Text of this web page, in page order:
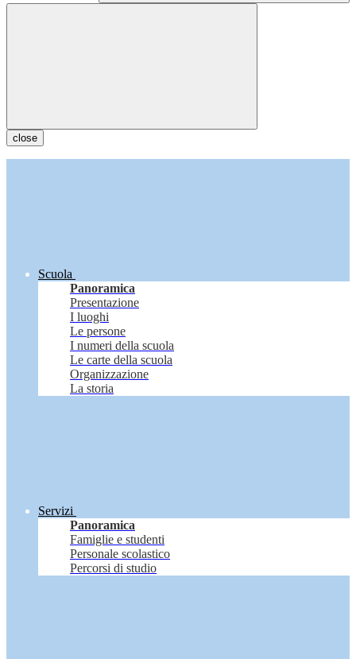
close
Scuola
Panoramica
Presentazione
I luoghi
Le persone
I numeri della scuola
Le carte della scuola
Organizzazione
La storia
Servizi
Panoramica
Famiglie e studenti
Personale scolastico
Percorsi di studio